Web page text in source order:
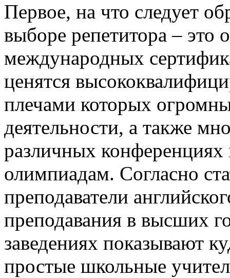
Первое, на что следует
выборе репетитора – это
международных
ценятся
плечами которых
деятельности, а также
различных конференциях
олимпиадам. Согласно
преподаватели
преподавания в высших
заведениях показывают
простые школьные